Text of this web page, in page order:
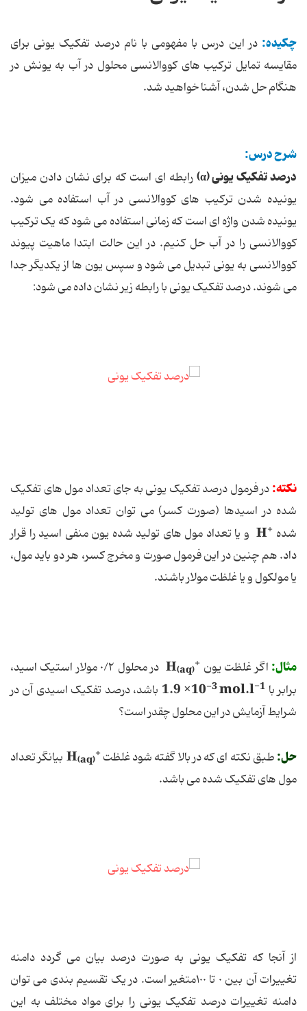
چکیده: در این درس با مفهومی با نام درصد تفکیک یونی برای
مقایسه تمایل ترکیب های کووالانسی محلول در آب به یونش در
هنگام حل شدن، آشنا خواهید شد.
شرح درس:
درصد تفکیک یونی (α)
رابطه ای است که برای نشان دادن میزان
یونیده شدن ترکیب های کووالانسی در آب استفاده می شود.
یونیده شدن واژه ای است که زمانی استفاده می شود که یک ترکیب
کووالانسی را در آب حل کنیم. در این حالت ابتدا ماهیت پیوند
کووالانسی به یونی تبدیل می شود و سپس یون ها از یکدیگر جدا
می شوند. درصد تفکیک یونی با رابطه زیر نشان داده می شود:
نکته:در فرمول درصد تفکیک یونی به جای تعداد مول های تفکیک
شده در اسیدها (صورت کسر) می توان تعداد مول های تولید
شده H+
و یا تعداد مول های تولید شده یون منفی اسید را قرار
داد. هم چنین در این فرمول صورت و مخرج کسر، هر دو باید مول،
یا مولکول و یا غلظت مولار باشند.
مثال: اگر غلظت یون H(aq)+
در محلول ٠/٢ مولار استیک اسید،
برابر با
1.9 ×10-3mol.l-1
باشد، درصد تفکیک اسیدی آن در
شرایط آزمایش در این محلول چقدر است؟
حل:طبق نکته ای که در بالا گفته شود غلظت H(aq)+
بیانگر تعداد
مول های تفکیک شده می باشد.
از آنجا که تفکیک یونی به صورت درصد بیان می گردد دامنه
تغییرات آن بین ٠ تا ١٠٠متغیر است. در یک تقسیم بندی می توان
دامنه تغییرات درصد تفکیک یونی را برای مواد مختلف به این